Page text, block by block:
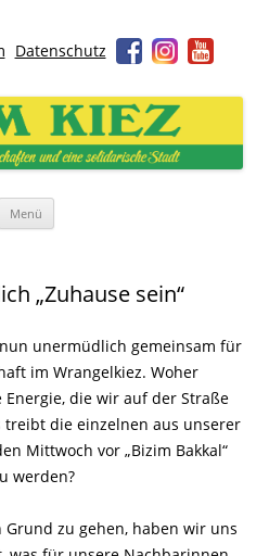
Datenschutz
Kiez
und eine solidarische Stadt
Menü
„Zuhause sein“
unermüdlich gemeinsam für
im Wrangelkiez. Woher
die wir auf der Straße
die einzelnen aus unserer
Mittwoch vor „Bizim Bakkal“
werden?
Grund zu gehen, haben wir uns